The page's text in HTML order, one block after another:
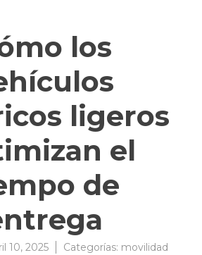
los
ligeros
el
de
10, 2025 Categorías: movilidad